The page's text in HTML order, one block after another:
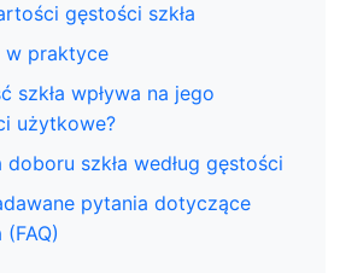
gęstości szkła
w praktyce
szkła wpływa na jego
użytkowe?
szkła według gęstości
pytania dotyczące